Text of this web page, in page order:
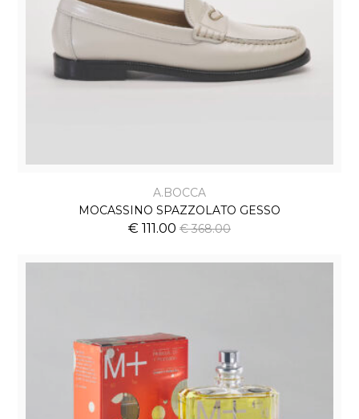
A.BOCCA
MOCASSINO SPAZZOLATO GESSO
€ 111.00 € 368.00